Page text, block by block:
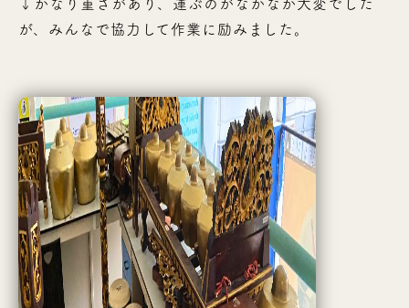
↓かなり重さがあり、運ぶのがなかなか大変でした
が、みんなで協力して作業に励みました。